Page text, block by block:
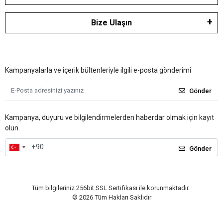
Bize Ulaşın
Kampanyalarla ve içerik bültenleriyle ilgili e-posta gönderimi
Gönder
Kampanya, duyuru ve bilgilendirmelerden haberdar olmak için kayıt
olun.
Gönder
Tüm bilgileriniz 256bit SSL Sertifikası ile korunmaktadır.
© 2026 Tüm Hakları Saklıdır